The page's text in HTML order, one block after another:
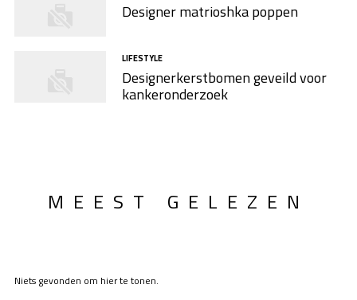
Designer matrioshka poppen
LIFESTYLE
Designerkerstbomen geveild voor
kankeronderzoek
MEEST GELEZEN
Niets gevonden om hier te tonen.